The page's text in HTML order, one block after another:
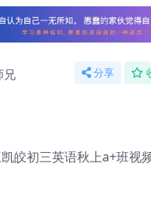
兄 分享
皎初三英语秋上a+班视